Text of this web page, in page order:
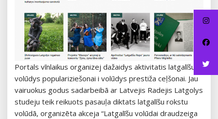
Portals vīnlaikus organizej dažaidys aktivitatis latgalīšu
volūdys populariziešonai i volūdys prestiža ceļšonai. Jau
vairuokus godus sadarbeibā ar Latvejis Radejis Latgolys
studeju teik reikuots pasauļa diktats latgalīšu rokstu
volūdā, organizēta akceja “Latgalīšu volūdai draudzeiga